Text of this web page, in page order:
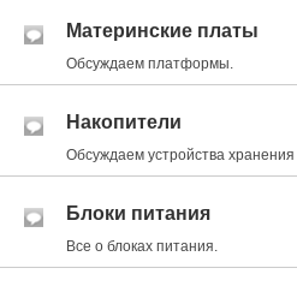
Материнские платы
Обсуждаем платформы.
Накопители
Обсуждаем устройства
Блоки питания
Все о блоках питания.